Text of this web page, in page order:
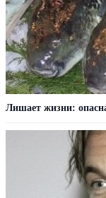
Лишает жизни: